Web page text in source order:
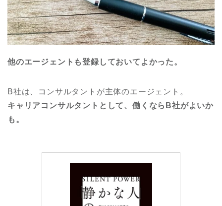
他のエージェントも登録しておいてよかった。
B社は、コンサルタントが主体のエージェント。
キャリアコンサルタントとして、働くならB社がよいか
も。